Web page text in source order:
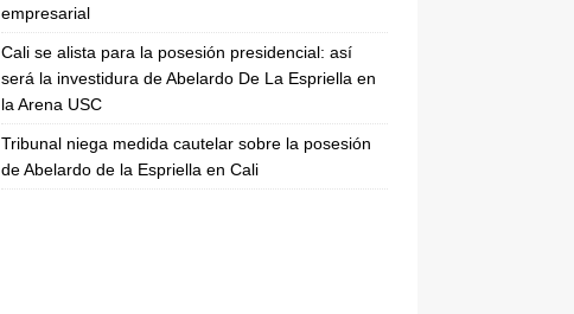
empresarial
Cali se alista para la posesión presidencial: así
será la investidura de Abelardo De La Espriella en
la Arena USC
Tribunal niega medida cautelar sobre la posesión
de Abelardo de la Espriella en Cali